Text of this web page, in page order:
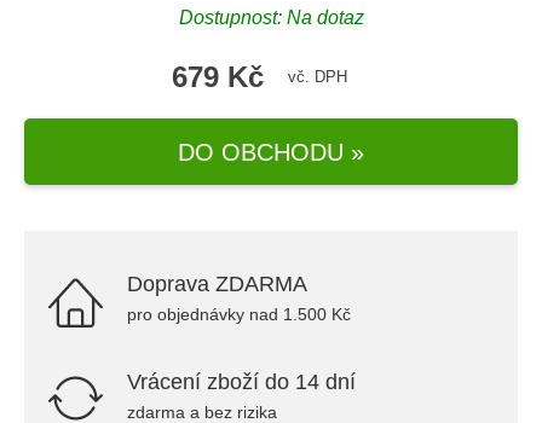
Dostupnost: Na dotaz
679 Kč vč. DPH
DO OBCHODU »
Doprava ZDARMA
pro objednávky nad 1.500 Kč
Vrácení zboží do 14 dní
zdarma a bez rizika